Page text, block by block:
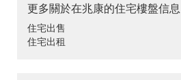
更多關於在兆康的住宅樓盤信息
住宅出售
住宅出租